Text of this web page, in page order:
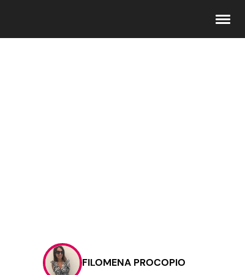
Contattaci
PubblicitàFILOMENA PROCOPIO